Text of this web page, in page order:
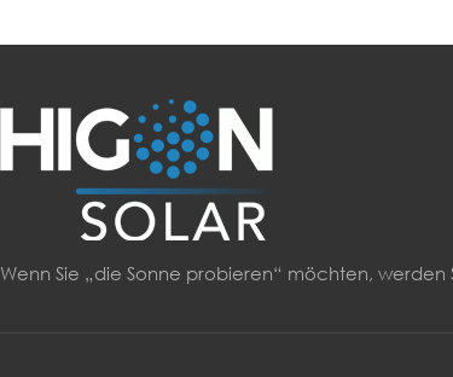
Wenn Sie „die Sonne probieren“ möchten,